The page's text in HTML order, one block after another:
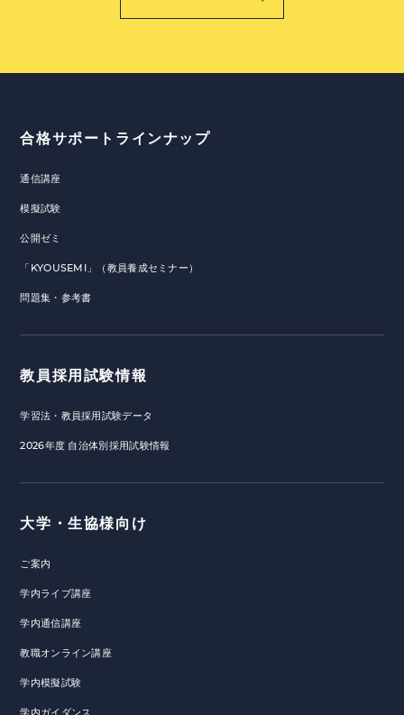
合格サポートラインナップ
通信講座
模擬試験
公開ゼミ
「KYOUSEMI」（教員養成セミナー）
問題集・参考書
教員採用試験情報
学習法・教員採用試験データ
2026年度 自治体別採用試験情報
大学・生協様向け
ご案内
学内ライブ講座
学内通信講座
教職オンライン講座
学内模擬試験
学内ガイダンス